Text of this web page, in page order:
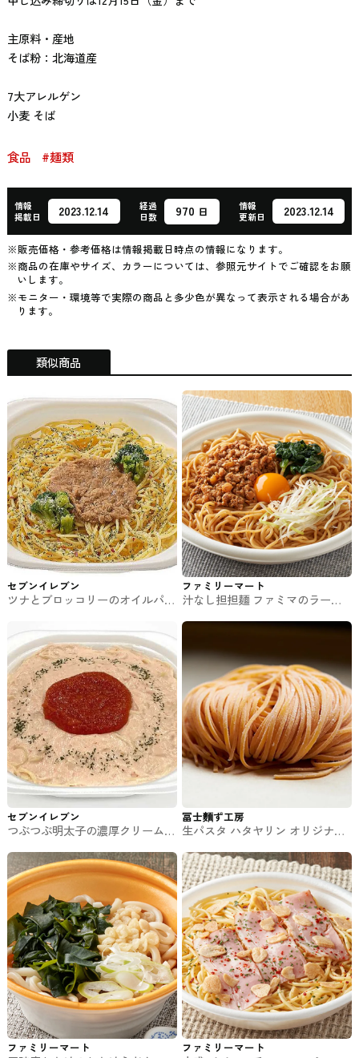
主原料・産地
そば粉：北海道産
7大アレルゲン
小麦 そば
食品 #麺類
情報
掲載日
2023.12.14
経過
日数
970 日
情報
更新日
2023.12.14
※販売価格・参考価格は情報掲載日時点の情報になります。
※商品の在庫やサイズ、カラーについては、参照元サイトでご確認をお願
いします。
※モニター・環境等で実際の商品と多少色が異なって表示される場合があ
ります。
類似商品
セブンイレブン
ツナとブロッコリーのオイルパス
ファミリーマート
汁なし担担麺 ファミマのラーメ
セブンイレブン
つぶつぶ明太子の濃厚クリームパ
冨士麵ず工房
生パスタ ハタヤリン オリジナル
冨士麵ず工房のお取り寄せ
ファミリーマート ファミリーマート